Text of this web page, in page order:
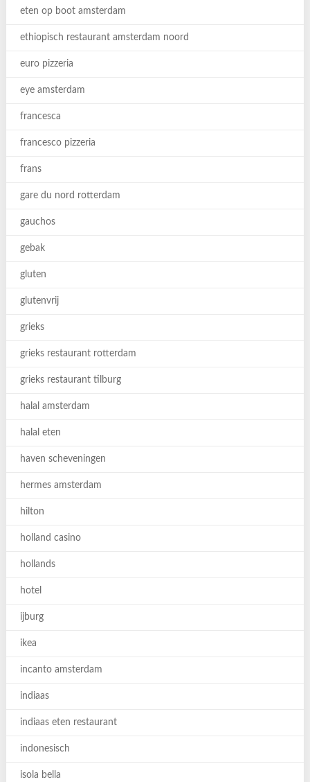
eten op boot amsterdam
ethiopisch restaurant amsterdam noord
euro pizzeria
eye amsterdam
francesca
francesco pizzeria
frans
gare du nord rotterdam
gauchos
gebak
gluten
glutenvrij
grieks
grieks restaurant rotterdam
grieks restaurant tilburg
halal amsterdam
halal eten
haven scheveningen
hermes amsterdam
hilton
holland casino
hollands
hotel
ijburg
ikea
incanto amsterdam
indiaas
indiaas eten restaurant
indonesisch
isola bella